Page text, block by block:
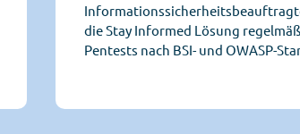
die Stay Informed Lösung
Pentests nach BSI- und OWASP-